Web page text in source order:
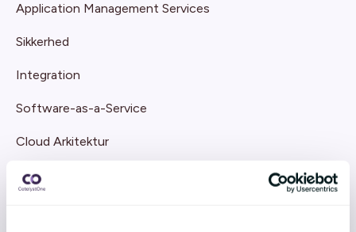
Application Management Services
Sikkerhed
Integration
Software-as-a-Service
Cloud Arkitektur
Udvikling & Innovation